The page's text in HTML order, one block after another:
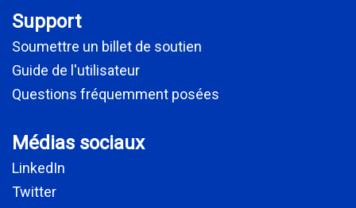
Support
Soumettre un billet de soutien
Guide de l'utilisateur
Questions fréquemment posées
Médias sociaux
LinkedIn
Twitter